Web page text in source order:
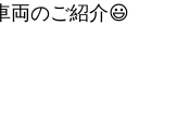
両のご紹介😃